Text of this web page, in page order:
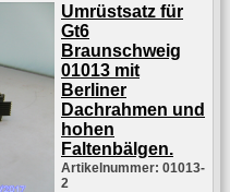
Umrüstsatz für
Gt6
Braunschweig
01013 mit
Berliner
Dachrahmen und
hohen
Faltenbälgen.
Artikelnummer: 01013-
2